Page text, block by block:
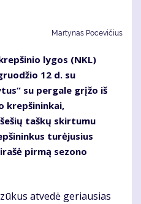
Martynas Pocevičius
lygos (NKL)
12 d. su
su pergale grįžo iš
krepšininkai,
taškų skirtumu
turėjusius
pirmą sezono
atvedė geriausias